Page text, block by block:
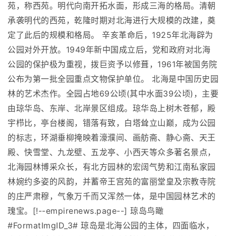
苑，称西苑。明代向南开拓水面，形成三海的格局。清朝
承袭明代的西苑，乾隆时期对北海进行大规模的改建，奠
定了此后的规模和格局。 辛亥革命后，1925年北海辟为
公园对外开放。1949年新中国成立后，党和政府对北海
公园的保护极为重视，拨巨资予以修葺，1961年被国务院
公布为第一批全园重点文物保护单位。 北海是中国历史园
林的艺术杰作。全园占地69公顷(其中水面39公顷)，主要
由琼华岛、东岸、北岸景区组成。琼华岛上树木苍郁，殿
宇栉比，亭台楼阁，错落有致，白塔耸立山巅，成为公园
的标志，环湖垂柳掩映着濠濮间、画舫斋、静心斋、天王
殿、快雪堂、九龙壁、五龙亭、小西天等众多著名景点，
北海园林博采众长，有北方园林的宏阔气势和江南私家园
林婉约多姿的风韵，并蓄帝王宫苑的富丽堂皇及宗教寺院
的庄严肃穆，气象万千而又浑然一体，是中国园林艺术的
瑰宝。[!--empirenews.page--] 琼岛鸟瞰
#FormatImgID_3# 琼岛是北海公园的主体，四面临水，